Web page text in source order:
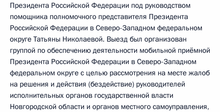
Президента Российской Федерации под руководством
помощника полномочного представителя Президента
Российской Федерации в Северо-Западном федеральном
округе Татьяны Николаевой. Выезд был организован
группой по обеспечению деятельности мобильной приёмной
Президента Российской Федерации в Северо-Западном
федеральном округе с целью рассмотрения на месте жалоб
на решения и действия (бездействие) руководителей
исполнительных органов государственной власти
Новгородской области и органов местного самоуправления,